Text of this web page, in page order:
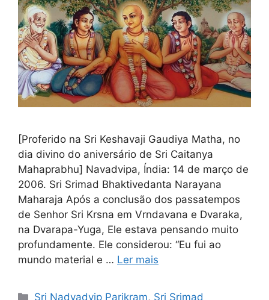
[Proferido na Sri Keshavaji Gaudiya Matha, no
dia divino do aniversário de Sri Caitanya
Mahaprabhu] Navadvipa, Índia: 14 de março de
2006. Sri Srimad Bhaktivedanta Narayana
Maharaja Após a conclusão dos passatempos
de Senhor Sri Krsna em Vrndavana e Dvaraka,
na Dvarapa-Yuga, Ele estava pensando muito
profundamente. Ele considerou: “Eu fui ao
mundo material e … Ler mais
Categorias
Sri Nadvadvip Parikram, Sri Srimad